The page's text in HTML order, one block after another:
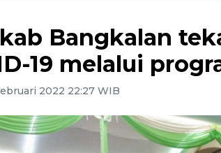
Bangkalan
19 melalui
2022 22:27 WIB